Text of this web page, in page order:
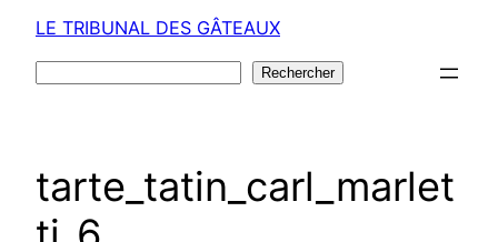
LE TRIBUNAL DES GÂTEAUX
Rechercher
tarte_tatin_carl_marlet